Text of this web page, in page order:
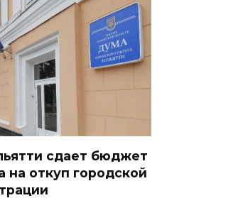
сдает бюджет
на откуп городской